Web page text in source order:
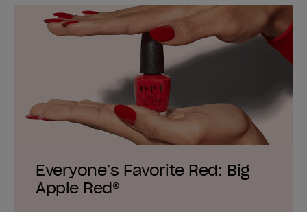
Everyone’s Favorite Red: Big
Apple Red®